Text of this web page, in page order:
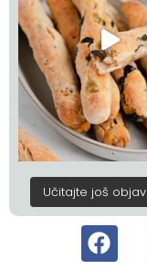
Učitajte još